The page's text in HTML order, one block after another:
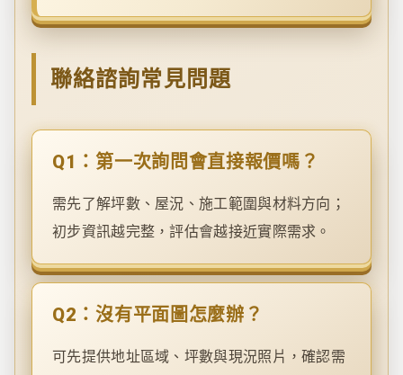
聯絡諮詢常見問題
Q1：第一次詢問會直接報價嗎？
需先了解坪數、屋況、施工範圍與材料方向；
初步資訊越完整，評估會越接近實際需求。
Q2：沒有平面圖怎麼辦？
可先提供地址區域、坪數與現況照片，確認需